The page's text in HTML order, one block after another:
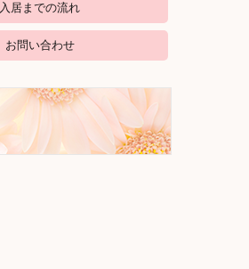
入居までの流れ
お問い合わせ